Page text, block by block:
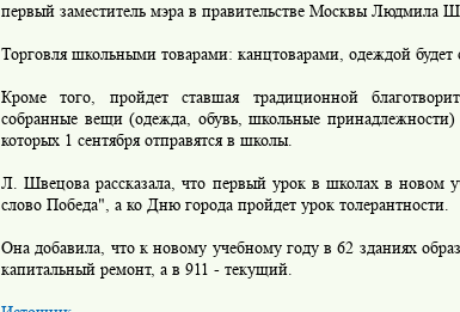
первый заместитель мэра в правительстве Москвы Людмила
Торговля школьными товарами: канцтоварами, одеждой
Кроме того, пройдет ставшая традиционной
собранные вещи (одежда, обувь, школьные
которых 1 сентября отправятся в школы.
Л. Швецова рассказала, что первый урок в школах в новом
слово Победа", а ко Дню города пройдет урок толерантности.
Она добавила, что к новому учебному году в 62 зданиях
капитальный ремонт, а в 911 - текущий.